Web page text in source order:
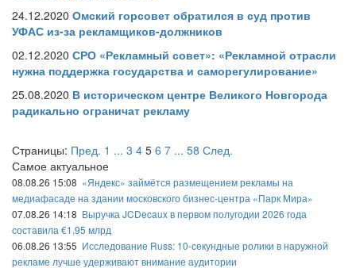
24.12.2020 Омский горсовет обратился в суд против
УФАС из-за рекламщиков-должников
02.12.2020 СРО «Рекламный совет»: «Рекламной отрасли
нужна поддержка государства и саморегулирование»
25.08.2020 В историческом центре Великого Новгорода
радикально ограничат рекламу
Страницы: Пред. 1 ... 3 4 5 6 7 ... 58 След.
Самое актуальное
08.08.26 15:08 «Яндекс» займётся размещением рекламы на
медиафасаде на здании московского бизнес-центра «Парк Мира»
07.08.26 14:18 Выручка JCDecaux в первом полугодии 2026 года
составила €1,95 млрд
06.08.26 13:55 Исследование Russ: 10-секундные ролики в наружной
рекламе лучше удерживают внимание аудитории